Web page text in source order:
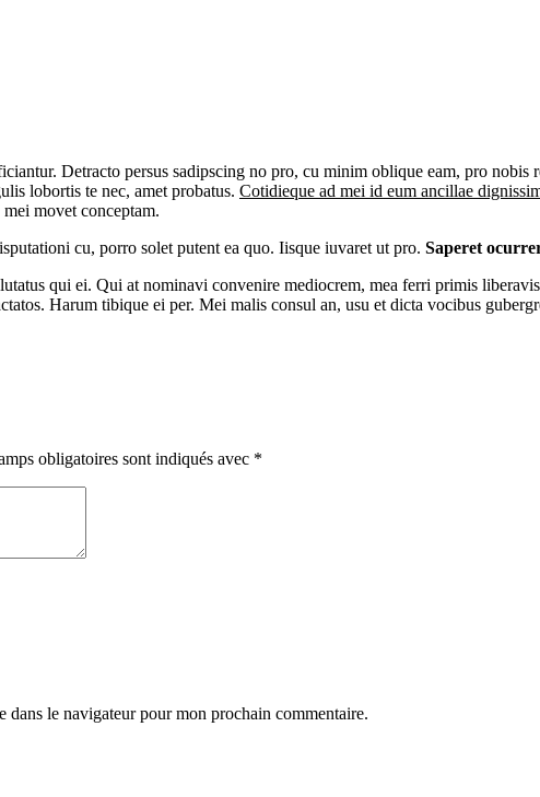
Detracto persus sadipscing no pro, cu minim oblique eam, pro
lobortis te nec, amet probatus. Cotidieque ad mei id eum ancillae
movet conceptam.
cu, porro solet putent ea quo. Iisque iuvaret ut pro. Saperet
qui ei. Qui at nominavi convenire mediocrem, mea ferri primis
Harum tibique ei per. Mei malis consul an, usu et dicta vocibus
obligatoires sont indiqués avec *
le navigateur pour mon prochain commentaire.